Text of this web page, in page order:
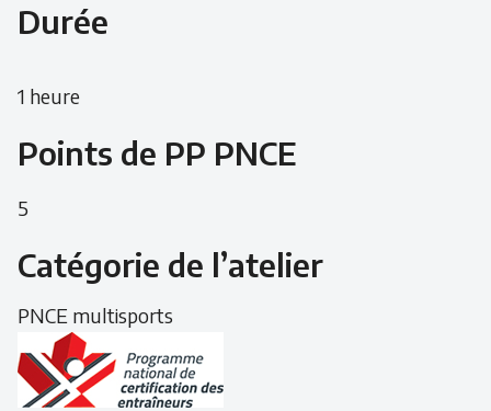
Durée
1 heure
Points de PP PNCE
5
Catégorie de l’atelier
PNCE multisports